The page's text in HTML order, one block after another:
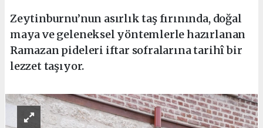
Zeytinburnu’nun asırlık taş fırınında, doğal
maya ve geleneksel yöntemlerle hazırlanan
Ramazan pideleri iftar sofralarına tarihî bir
lezzet taşıyor.